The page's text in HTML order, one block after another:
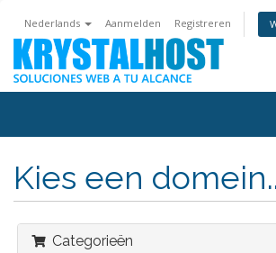
Nederlands Aanmelden Registreren
Kies een
Categorieën